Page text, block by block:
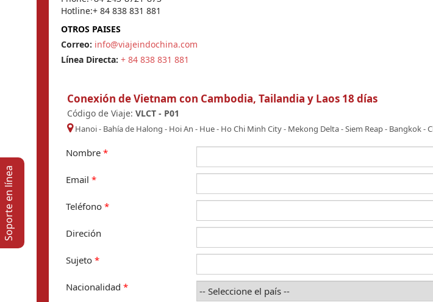
Hotline:+ 84 838 831 881
OTROS PAISES
Correo: info@viajeindochina.com
Línea Directa: + 84 838 831 881
Conexión de Vietnam con Cambodia, Tailandia y Laos 18 días
Código de Viaje: VLCT - P01
Hanoi- Bahía de Halong - Hoi An - Hue- Ho Chi Minh City- Mekong Delta-Siem Reap- Bangkok-
Nombre *
Email *
Teléfono *
Direción
Sujeto *
Nacionalidad *
Soporte en lí­nea